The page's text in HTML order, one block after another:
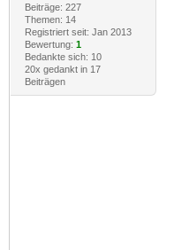
Beiträge: 227
Themen: 14
Registriert seit: Jan 2013
Bewertung: 1
Bedankte sich: 10
20x gedankt in 17
Beiträgen